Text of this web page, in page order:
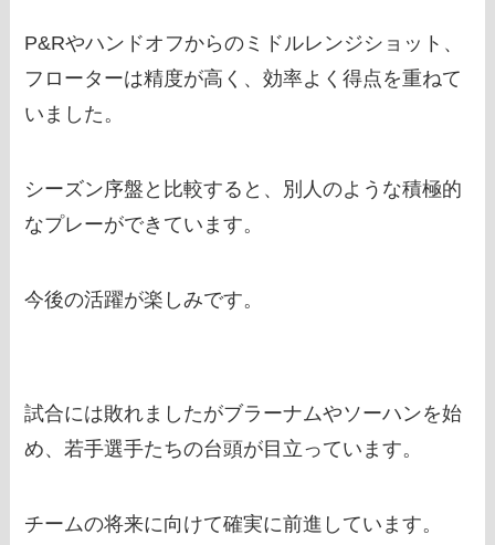
P&Rやハンドオフからのミドルレンジショット、
フローターは精度が高く、効率よく得点を重ねて
いました。
シーズン序盤と比較すると、別人のような積極的
なプレーができています。
今後の活躍が楽しみです。
試合には敗れましたがブラーナムやソーハンを始
め、若手選手たちの台頭が目立っています。
チームの将来に向けて確実に前進しています。